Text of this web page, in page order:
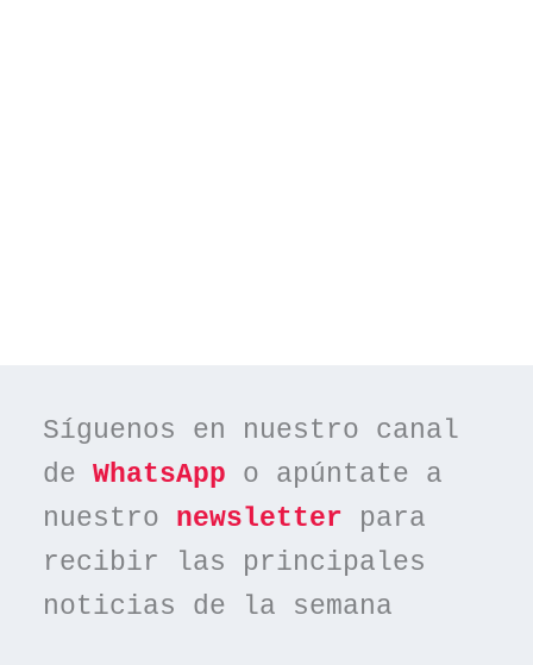
Síguenos en nuestro canal
de WhatsApp o apúntate a
nuestro newsletter para
recibir las principales
noticias de la semana